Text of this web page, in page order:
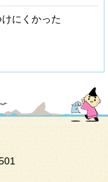
けにくかった